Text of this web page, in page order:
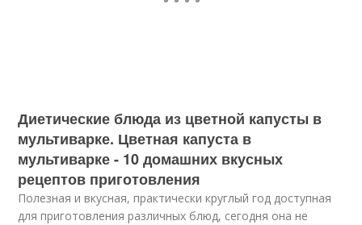
Диетические блюда из цветной капусты в
мультиварке. Цветная капуста в
мультиварке - 10 домашних вкусных
рецептов приготовления
Полезная и вкусная, практически круглый год доступная
для приготовления различных блюд, сегодня она не